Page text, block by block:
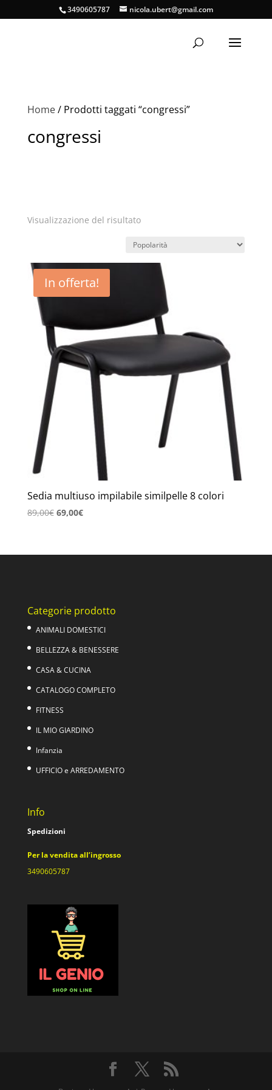
3490605787 nicola.ubert@gmail.com
Home/ Prodotti taggati “congressi”
congressi
Visualizzazione del risultato
In offerta!
Sedia multiuso impilabile similpelle 8 colori
89,00€ Il
era:
69,00€Il
è:
Categorie prodotto
ANIMALI DOMESTICI
BELLEZZA & BENESSERE
CASA & CUCINA
CATALOGO COMPLETO
FITNESS
IL MIO GIARDINO
Infanzia
UFFICIO e ARREDAMENTO
Info
Spedizioni
Per la vendita all’ingrosso
3490605787